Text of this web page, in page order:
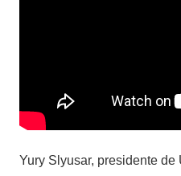
Yury Slyusar, presidente